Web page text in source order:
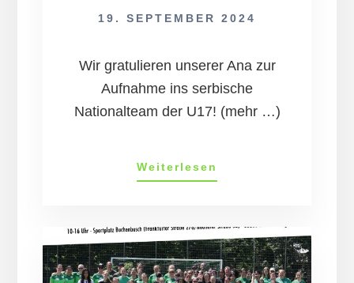
19. SEPTEMBER 2024
Wir gratulieren unserer Ana zur
Aufnahme ins serbische
Nationalteam der U17! (mehr …)
Weiterlesen
Sarac
Nationalteam
U17!